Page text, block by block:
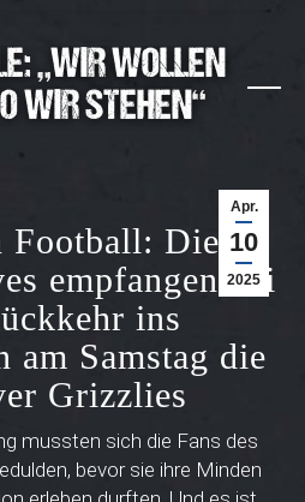
„WIR WOLLEN
WIR STEHEN“
Apr.
10
2025
Football: Die
empfangen bei
ins
am Samstag die
Grizzlies
mussten sich die Fans des
bevor sie ihre Minden